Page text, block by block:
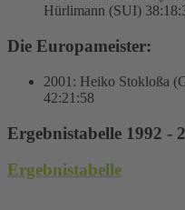
Hürlimann (SUI)
Die Europameister:
2001: Heiko Stokloßa
42:21:58
Ergebnistabelle 1992 -
Ergebnistabelle